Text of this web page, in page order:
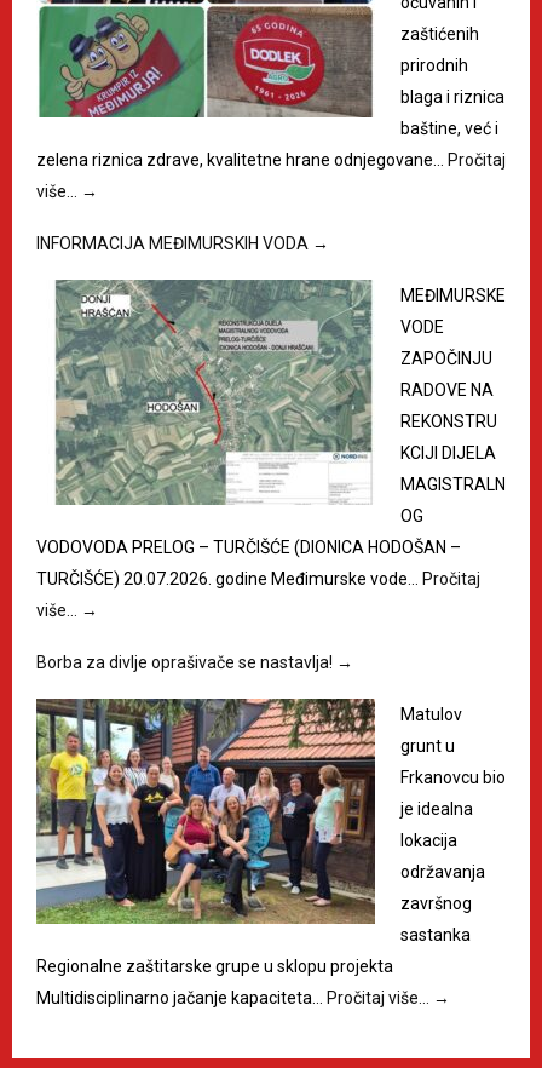
zaštićenih
prirodnih
blaga i riznica
baštine, već i
zelena riznica zdrave, kvalitetne hrane odnjegovane…
Pročitaj
više…
→
INFORMACIJA MEĐIMURSKIH VODA →
MEĐIMURSKE
VODE
ZAPOČINJU
RADOVE NA
REKONSTRU
KCIJI DIJELA
MAGISTRALN
OG
VODOVODA PRELOG – TURČIŠĆE (DIONICA HODOŠAN –
TURČIŠĆE) 20.07.2026. godine Međimurske vode…
Pročitaj
više…
→
Borba za divlje oprašivače se nastavlja! →
Matulov
grunt u
Frkanovcu bio
je idealna
lokacija
održavanja
završnog
sastanka
Regionalne zaštitarske grupe u sklopu projekta
Multidisciplinarno jačanje kapaciteta…
Pročitaj više… →